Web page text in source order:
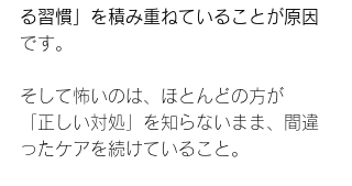
る習慣」を積み重ねていることが原因
です。
そして怖いのは、ほとんどの方が
「正しい対処」を知らないまま、間違
ったケアを続けていること。